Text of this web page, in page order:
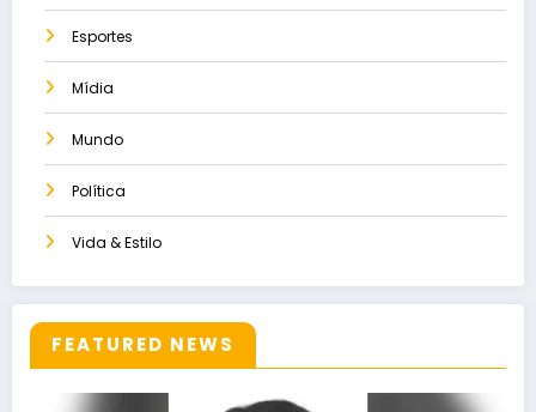
Esportes
Mídia
Mundo
Política
Vida & Estilo
FEATURED NEWS